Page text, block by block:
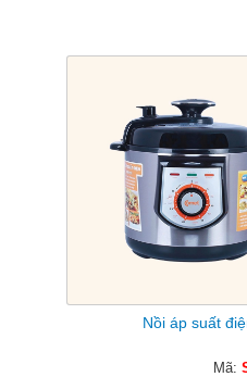
Nồi áp suất
Mã: